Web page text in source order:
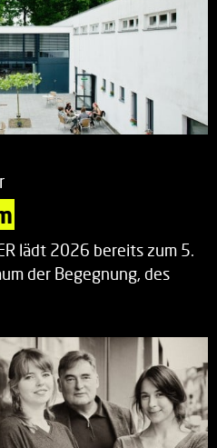
lädt 2026 bereits zum 5.
der Begegnung, des